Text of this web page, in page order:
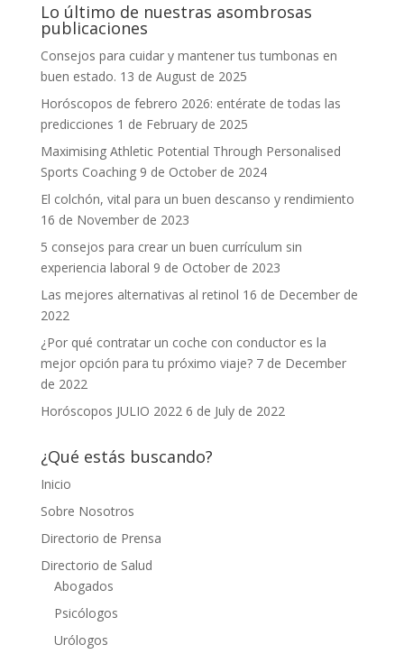
Lo último de nuestras asombrosas
publicaciones
Consejos para cuidar y mantener tus tumbonas en
buen estado. 13 de August de 2025
Horóscopos de febrero 2026: entérate de todas las
predicciones 1 de February de 2025
Maximising Athletic Potential Through Personalised
Sports Coaching 9 de October de 2024
El colchón, vital para un buen descanso y rendimiento
16 de November de 2023
5 consejos para crear un buen currículum sin
experiencia laboral 9 de October de 2023
Las mejores alternativas al retinol 16 de December de
2022
¿Por qué contratar un coche con conductor es la
mejor opción para tu próximo viaje? 7 de December
de 2022
Horóscopos JULIO 2022 6 de July de 2022
¿Qué estás buscando?
Inicio
Sobre Nosotros
Directorio de Prensa
Directorio de Salud
Abogados
Psicólogos
Urólogos